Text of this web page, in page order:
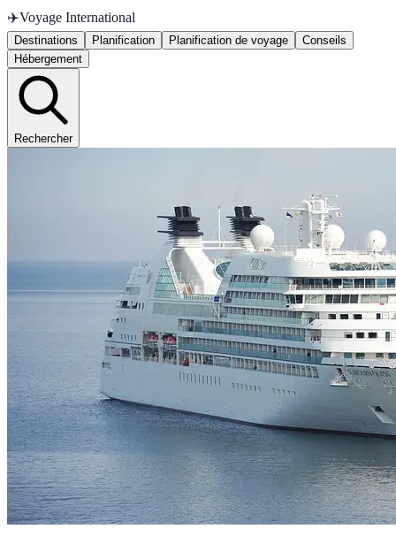
✈️Voyage International
Destinations Planification Planification de voyage
Conseils
Hébergement
Rechercher